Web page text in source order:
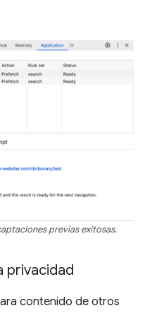
previas exitosas.
privacidad
contenido de otros